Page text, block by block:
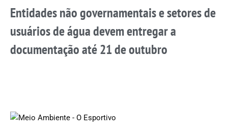
Entidades não governamentais e setores de
usuários de água devem entregar a
documentação até 21 de outubro